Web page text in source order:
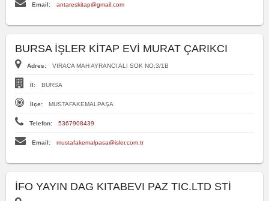
Email: antareskitap@gmail.com
BURSA İŞLER KİTAP EVİ MURAT ÇARIKCI
Adres: VIRACA MAH AYRANCI ALI SOK NO:3/1B
İl: BURSA
İlçe: MUSTAFAKEMALPAŞA
Telefon: 5367908439
Email: mustafakemalpasa@isler.com.tr
İFO YAYIN DAG KITABEVI PAZ TIC.LTD STİ